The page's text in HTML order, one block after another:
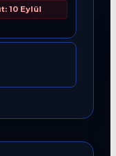
10 Eylül